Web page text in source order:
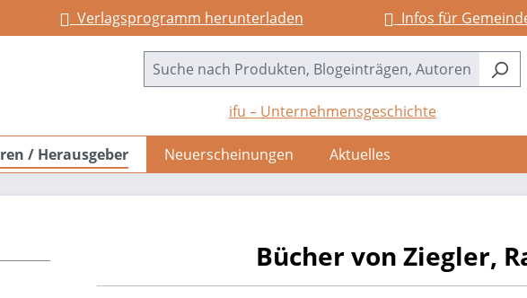
Verlagsprogramm herunterladen Infos für
ifu – Unternehmensgeschichte
/ Herausgeber Neuerscheinungen Aktuelles
Bücher von Ziegler,